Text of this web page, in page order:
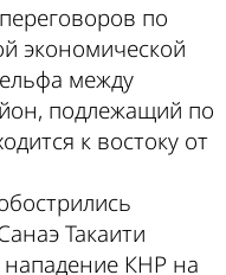
по
экономической
между
подлежащий по
к востоку от
Такаити
нападение КНР на